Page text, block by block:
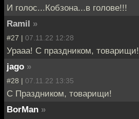
И голос...Кобзона...в голове!!!
Ramil »
#27 | 07.11.22 12:28
Урааа! С праздником, товарищи!
jago »
#28 | 07.11.22 13:35
С Праздником, товарищи!
BorMan »